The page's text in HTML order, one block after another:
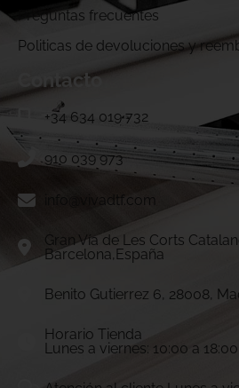
Preguntas frecuentes
Politicas de devoluciones y
Contacto
+34 634 019 732
910 039 973
info@vivadtf.com
Gran Vía de Les Corts
Barcelona,España
Benito Gutierrez 6, 28008,
Horario Tienda
Lunes a viernes: 10:00 a 18:00